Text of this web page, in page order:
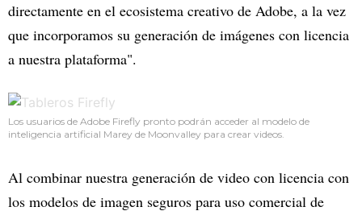
directamente en el ecosistema creativo de Adobe, a la vez
que incorporamos su generación de imágenes con licencia
a nuestra plataforma".
Los usuarios de Adobe Firefly pronto podrán acceder al modelo de
inteligencia artificial Marey de Moonvalley para crear videos.
Al combinar nuestra generación de video con licencia con
los modelos de imagen seguros para uso comercial de